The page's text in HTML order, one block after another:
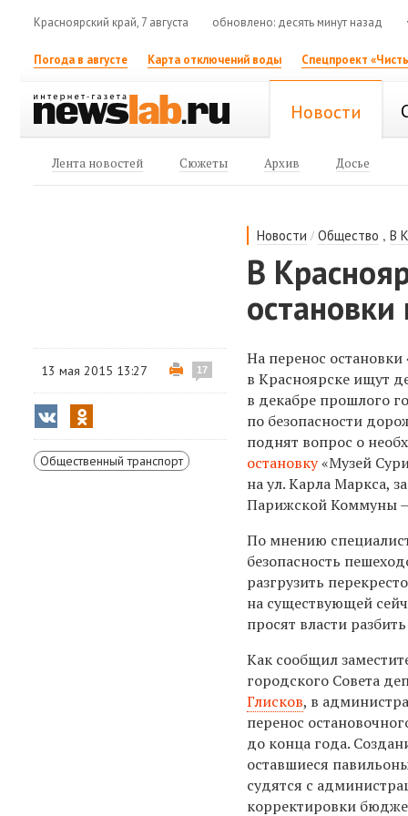
Красноярский край, 7 августа обновлено: десять минут назад
Погода в августе Карта отключений воды Спецпроект
Новости
Лента новостей Сюжеты Архив Досье
Новости /Общество ,В
В
13 мая 2015 13:27 17
Общественный транспорт
На перенос
в Красноярске ищут
в декабре прошлого
по безопасности
поднят вопрос о
остановку«Музей
на ул. Карла Маркса,
Парижской Коммуны
По мнению
безопасность
разгрузить
на существующей
просят власти
Как сообщил
городского Совета
Глисков, в
перенос
до конца года.
оставшиеся
судятся с
корректировки